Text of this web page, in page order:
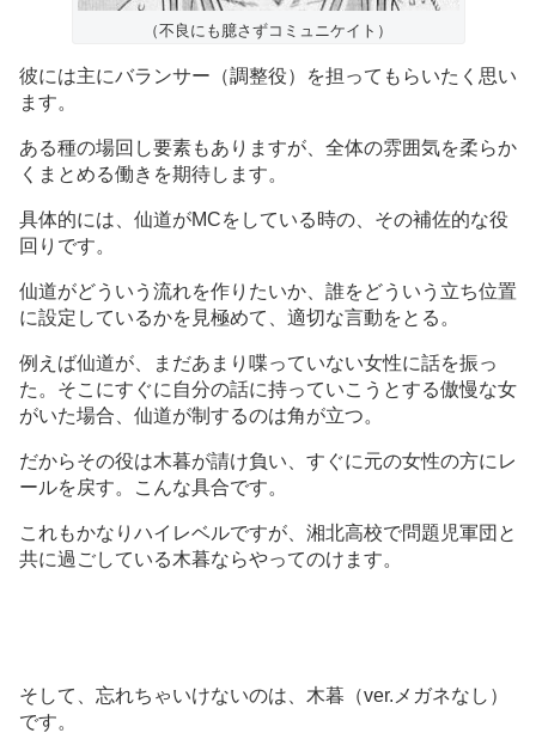
（不良にも臆さずコミュニケイト）
彼には主にバランサー（調整役）を担ってもらいたく思い
ます。
ある種の場回し要素もありますが、全体の雰囲気を柔らか
くまとめる働きを期待します。
具体的には、仙道がMCをしている時の、その補佐的な役
回りです。
仙道がどういう流れを作りたいか、誰をどういう立ち位置
に設定しているかを見極めて、適切な言動をとる。
例えば仙道が、まだあまり喋っていない女性に話を振っ
た。そこにすぐに自分の話に持っていこうとする傲慢な女
がいた場合、仙道が制するのは角が立つ。
だからその役は木暮が請け負い、すぐに元の女性の方にレ
ールを戻す。こんな具合です。
これもかなりハイレベルですが、湘北高校で問題児軍団と
共に過ごしている木暮ならやってのけます。
そして、忘れちゃいけないのは、木暮（ver.メガネなし）
です。